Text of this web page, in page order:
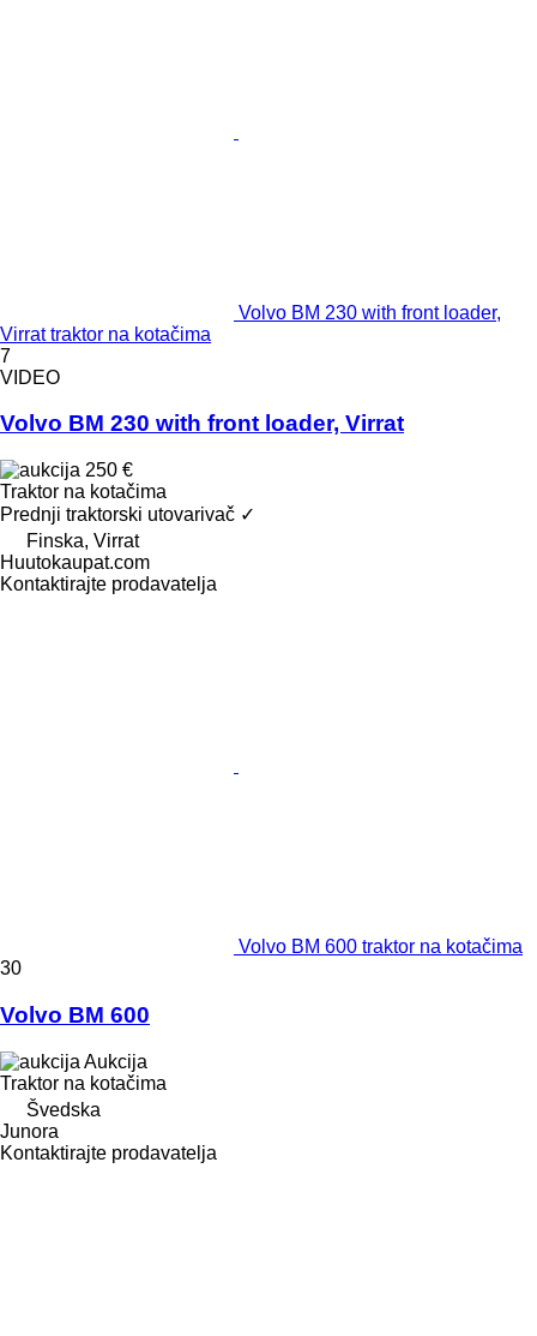
Volvo BM 230 with front loader,
Virrat traktor na kotačima
7
VIDEO
Volvo BM 230 with front loader, Virrat
250 €
Traktor na kotačima
Prednji traktorski utovarivač ✓
Finska, Virrat
Huutokaupat.com
Kontaktirajte prodavatelja
Volvo BM 600 traktor na kotačima
30
Volvo BM 600
Aukcija
Traktor na kotačima
Švedska
Junora
Kontaktirajte prodavatelja